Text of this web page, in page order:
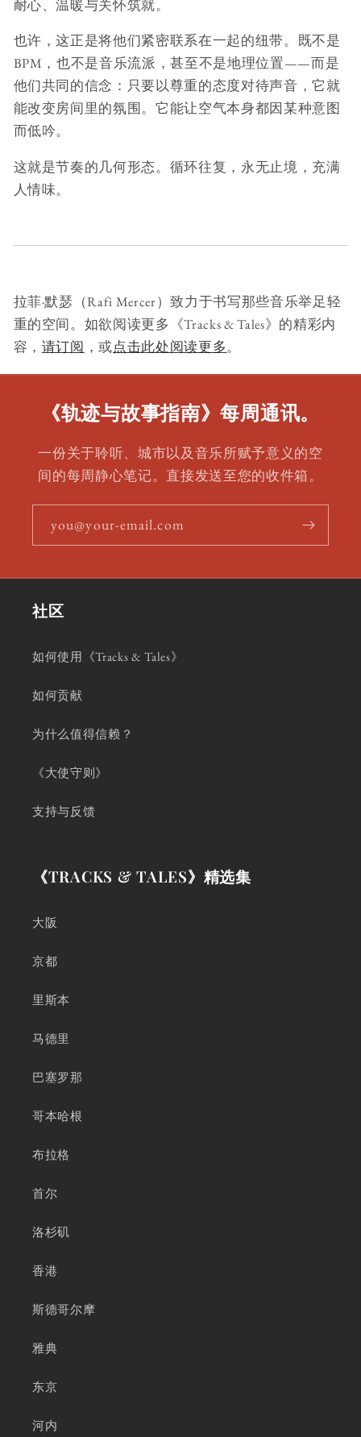
耐心、温暖与关怀筑就。
也许，这正是将他们紧密联系在一起的纽带。既不是
BPM，也不是音乐流派，甚至不是地理位置——而是
他们共同的信念：只要以尊重的态度对待声音，它就
能改变房间里的氛围。它能让空气本身都因某种意图
而低吟。
这就是节奏的几何形态。循环往复，永无止境，充满
人情味。
拉菲·默瑟（Rafi Mercer）致力于书写那些音乐举足轻
重的空间。如欲阅读更多《Tracks & Tales》的精彩内
容， 请订阅 ，或点击此处阅读更多。
《轨迹与故事指南》每周通讯。
一份关于聆听、城市以及音乐所赋予意义的空
间的每周静心笔记。直接发送至您的收件箱。
you@your-email.com
社区
如何使用《Tracks & Tales》
如何贡献
为什么值得信赖？
《大使守则》
支持与反馈
《TRACKS & TALES》精选集
大阪
京都
里斯本
马德里
巴塞罗那
哥本哈根
布拉格
首尔
洛杉矶
香港
斯德哥尔摩
雅典
东京
河内